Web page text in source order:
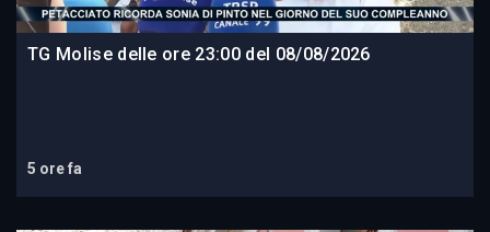
TG Molise delle ore 23:00 del 08/08/2026
5 ore fa